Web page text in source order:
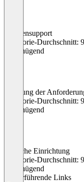
Kundensupport
Kategorie-Durchschnitt:
Ungenügend
Erfüllung der
Kategorie-Durchschnitt:
Ungenügend
Einfache Einrichtung
Kategorie-Durchschnitt:
Ungenügend
Weiterführende Links